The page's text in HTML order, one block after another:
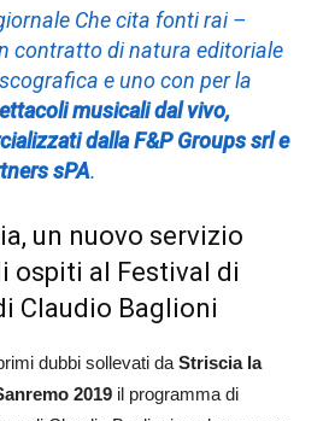
Che cita fonti rai –
contratto di natura editoriale
e uno con per la
musicali dal vivo,
dalla F&P Groups srl e
sPA.
un nuovo servizio
ospiti al Festival di
Claudio Baglioni
dubbi sollevati da Striscia la
2019 il programma di